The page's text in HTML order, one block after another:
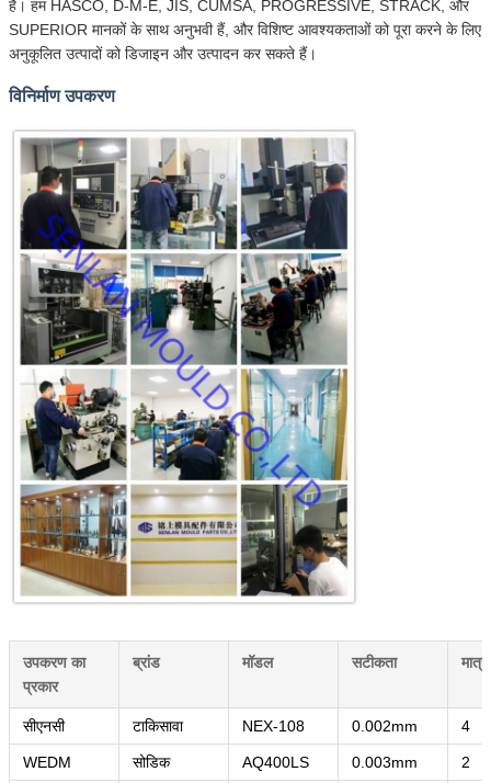
एक संदेश छोड़ें
प्रस्तुत
हैं। हम HASCO, D-M-E, JIS, CUMSA, PROGRESSIVE, STRACK, और
SUPERIOR मानकों के साथ अनुभवी हैं, और विशिष्ट आवश्यकताओं को पूरा करने के लिए
अनुकूलित उत्पादों को डिजाइन और उत्पादन कर सकते हैं।
विनिर्माण उपकरण
उपकरण का
प्रकार
ब्रांड मॉडल सटीकता मात्रा
सीएनसी टाकिसावा NEX-108 0.002mm 4
WEDM सोडिक AQ400LS 0.003mm 2